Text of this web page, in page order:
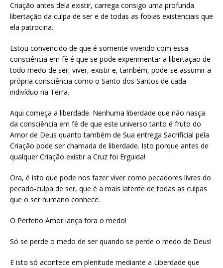
Criação antes dela existir, carrega consigo uma profunda
libertação da culpa de ser e de todas as fobias existenciais que
ela patrocina.
Estou convencido de que é somente vivendo com essa
consciência em fé é que se pode experimentar a libertação de
todo medo de ser, viver, existir e, também, pode-se assumir a
própria consciência como o Santo dos Santos de cada
indivíduo na Terra.
Aqui começa a liberdade. Nenhuma liberdade que não nasça
da consciência em fé de que este universo tanto é fruto do
Amor de Deus quanto também de Sua entrega Sacrificial pela
Criação pode ser chamada de liberdade. Isto porque antes de
qualquer Criação existir a Cruz foi Erguida!
Ora, é isto que pode nos fazer viver como pecadores livres do
pecado-culpa de ser, que é a mais latente de todas as culpas
que o ser humano conhece.
O Perfeito Amor lança fora o medo!
Só se perde o medo de ser quando se perde o medo de Deus!
E isto só acontece em plenitude mediante a Liberdade que